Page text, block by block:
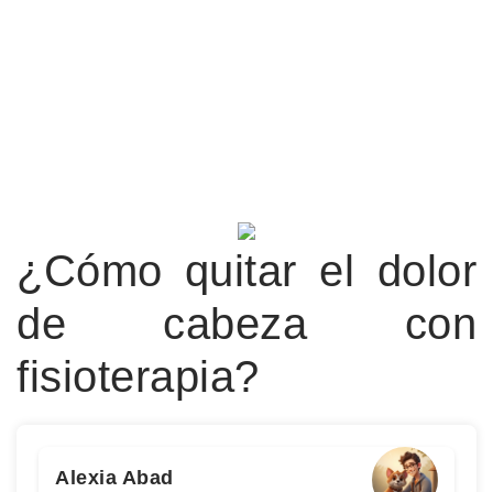
¿Cómo quitar el dolor
de cabeza con
fisioterapia?
Alexia Abad